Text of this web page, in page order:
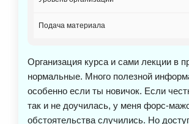
времени.
Подача материала
Организация курса и сами лекции в
нормальные. Много полезной
особенно если ты новичок. Если
так и не доучилась, у меня форс-
обстоятельства случились. Но